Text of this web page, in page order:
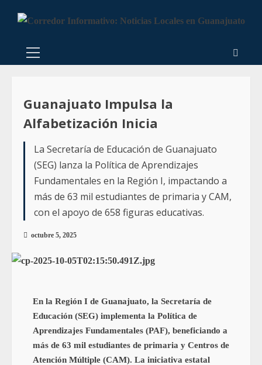
Guanajuato Impulsa la
Alfabetización Inicia
La Secretaría de Educación de Guanajuato
(SEG) lanza la Política de Aprendizajes
Fundamentales en la Región I, impactando a
más de 63 mil estudiantes de primaria y CAM,
con el apoyo de 658 figuras educativas.
octubre 5, 2025
En la Región I de Guanajuato, la Secretaría de
Educación (SEG) implementa la Política de
Aprendizajes Fundamentales (PAF), beneficiando a
más de 63 mil estudiantes de primaria y Centros de
Atención Múltiple (CAM). La iniciativa estatal